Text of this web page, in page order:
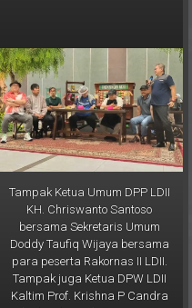
Tampak Ketua Umum DPP LDII
KH. Chriswanto Santoso
bersama Sekretaris Umum
Doddy Taufiq Wijaya bersama
para peserta Rakornas II LDII.
Tampak juga Ketua DPW LDII
Kaltim Prof. Krishna P Candra
(paling kanan). Foto: LINES